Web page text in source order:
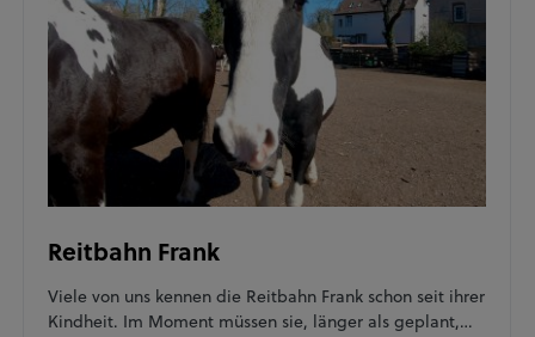
Reitbahn Frank
Viele von uns kennen die Reitbahn Frank schon seit ihrer
Kindheit. Im Moment müssen sie, länger als geplant,…